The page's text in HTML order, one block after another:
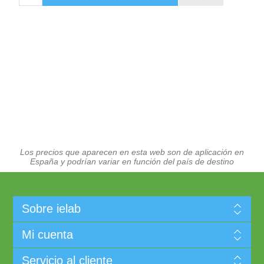
Los precios que aparecen en esta web son de aplicación en
España y podrían variar en función del país de destino
Sobre ielab
Mi cuenta
Servicio al cliente